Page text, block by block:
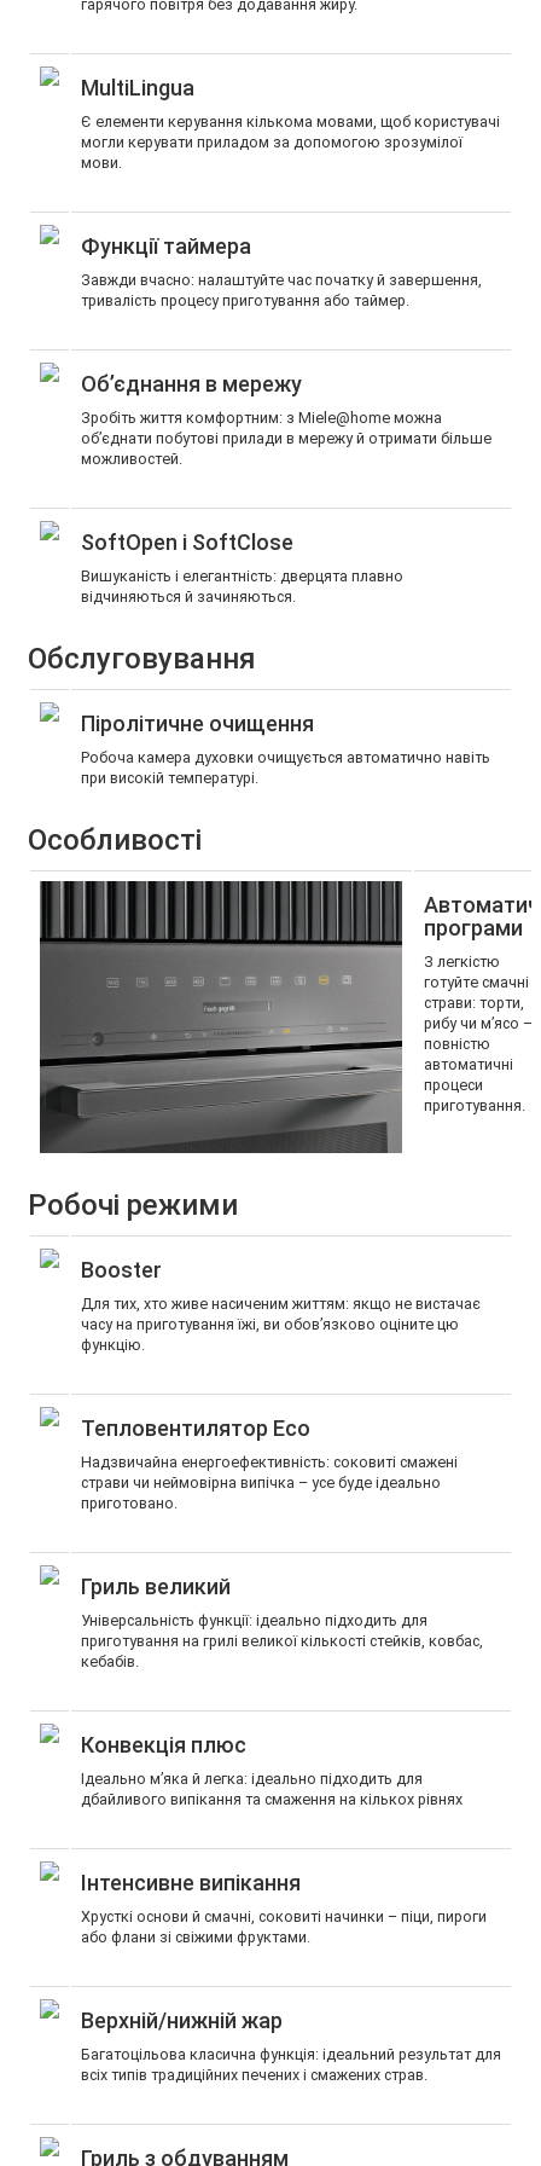
гарячого повітря без додавання жиру.
MultiLingua
Є елементи керування кількома мовами, щоб користувачі
могли керувати приладом за допомогою зрозумілої
мови.
Функції таймера
Завжди вчасно: налаштуйте час початку й завершення,
тривалість процесу приготування або таймер.
Об’єднання в мережу
Зробіть життя комфортним: з Miele@home можна
об’єднати побутові прилади в мережу й отримати більше
можливостей.
SoftOpen і SoftClose
Вишуканість і елегантність: дверцята плавно
відчиняються й зачиняються.
Обслуговування
Піролітичне очищення
Робоча камера духовки очищується автоматично навіть
при високій температурі.
Особливості
програми
З легкістю
готуйте смачні
страви: торти,
рибу чи м’ясо –
повністю
автоматичні
процеси
приготування.
Робочі режими
Booster
Для тих, хто живе насиченим життям: якщо не вистачає
часу на приготування їжі, ви обов’язково оціните цю
функцію.
Тепловентилятор Eco
Надзвичайна енергоефективність: соковиті смажені
страви чи неймовірна випічка – усе буде ідеально
приготовано.
Гриль великий
Універсальність функції: ідеально підходить для
приготування на грилі великої кількості стейків, ковбас,
кебабів.
Конвекція плюс
Ідеально м’яка й легка: ідеально підходить для
дбайливого випікання та смаження на кількох рівнях
Інтенсивне випікання
Хрусткі основи й смачні, соковиті начинки – піци, пироги
або флани зі свіжими фруктами.
Верхній/нижній жар
Багатоцільова класична функція: ідеальний результат для
всіх типів традиційних печених і смажених страв.
Гриль з обдуванням